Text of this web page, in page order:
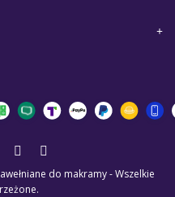
do makramy - Wszelkie